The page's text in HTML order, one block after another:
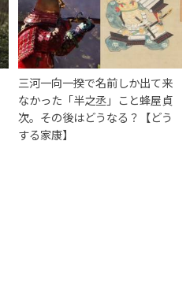
三河一向一揆で名前しか出て来
なかった「半之丞」こと蜂屋貞
次。その後はどうなる？【どう
する家康】